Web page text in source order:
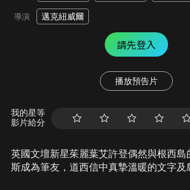
導演 邁克紐威爾
請先登入
播放預告片
我的星等
影片給分
英國文壇新星茱麗葉艾許登偶然與根西島
斯成為筆友，道西信中真摯溫暖的文字及